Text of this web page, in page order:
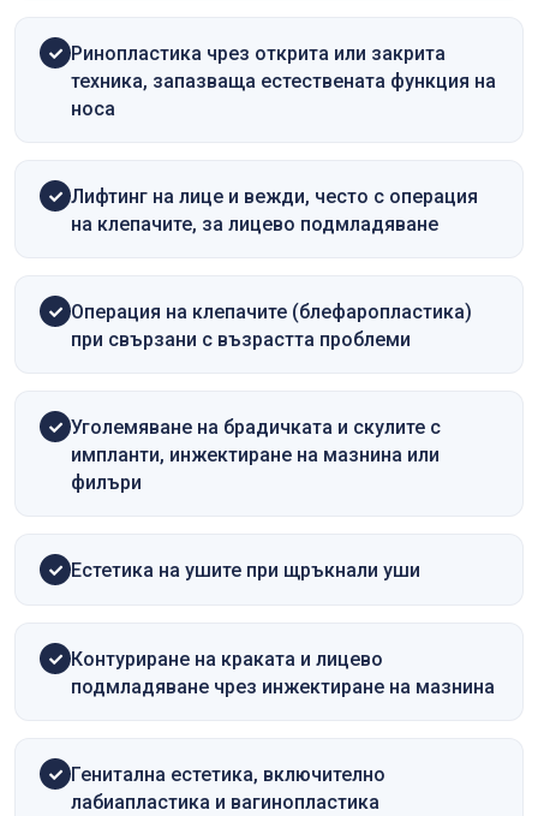
Ринопластика чрез открита или закрита
техника, запазваща естествената функция на
носа
Лифтинг на лице и вежди, често с операция
на клепачите, за лицево подмладяване
Операция на клепачите (блефаропластика)
при свързани с възрастта проблеми
Уголемяване на брадичката и скулите с
импланти, инжектиране на мазнина или
филъри
Естетика на ушите при щръкнали уши
Контуриране на краката и лицево
подмладяване чрез инжектиране на мазнина
Генитална естетика, включително
лабиапластика и вагинопластика